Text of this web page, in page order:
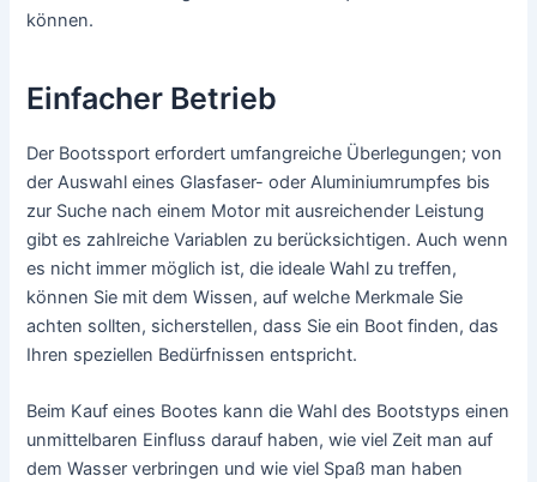
können.
Einfacher Betrieb
Der Bootssport erfordert umfangreiche Überlegungen; von
der Auswahl eines Glasfaser- oder Aluminiumrumpfes bis
zur Suche nach einem Motor mit ausreichender Leistung
gibt es zahlreiche Variablen zu berücksichtigen. Auch wenn
es nicht immer möglich ist, die ideale Wahl zu treffen,
können Sie mit dem Wissen, auf welche Merkmale Sie
achten sollten, sicherstellen, dass Sie ein Boot finden, das
Ihren speziellen Bedürfnissen entspricht.
Beim Kauf eines Bootes kann die Wahl des Bootstyps einen
unmittelbaren Einfluss darauf haben, wie viel Zeit man auf
dem Wasser verbringen und wie viel Spaß man haben